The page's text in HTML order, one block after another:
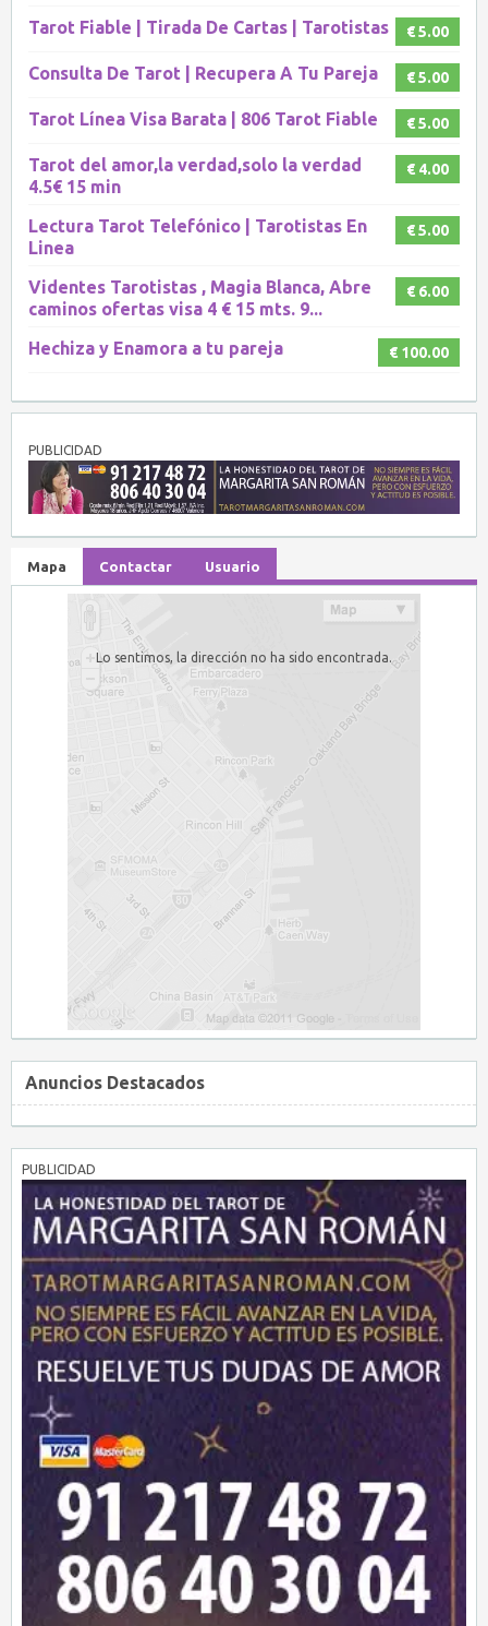
€ 5.00
Tarot Fiable | Tirada De Cartas | Tarotistas
€ 5.00
Consulta De Tarot | Recupera A Tu Pareja
€ 5.00
Tarot Línea Visa Barata | 806 Tarot Fiable
€ 4.00
Tarot del amor,la verdad,solo la verdad
4.5€ 15 min
€ 5.00
Lectura Tarot Telefónico | Tarotistas En
Linea
€ 6.00
Videntes Tarotistas , Magia Blanca, Abre
caminos ofertas visa 4 € 15 mts. 9...
€ 100.00
Hechiza y Enamora a tu pareja
PUBLICIDAD
Mapa Contactar Usuario
Lo sentimos, la dirección no ha sido encontrada.
Anuncios Destacados
PUBLICIDAD